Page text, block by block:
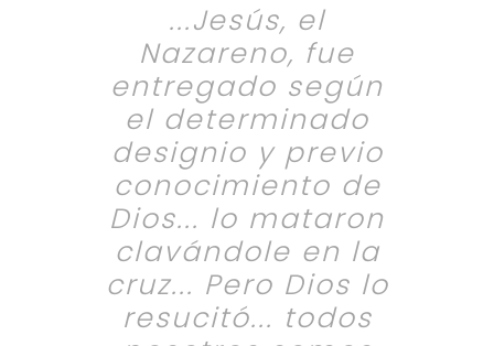
...Jesús, el
Nazareno, fue
entregado según
el determinado
designio y previo
conocimiento de
Dios... lo mataron
clavándole en la
cruz... Pero Dios lo
resucitó... todos